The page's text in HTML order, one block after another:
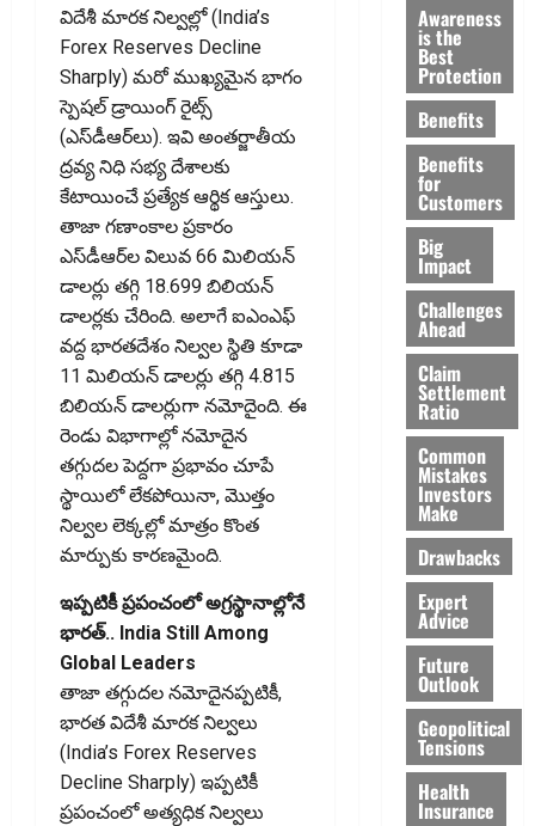
విదేశీ మారక నిల్వల్లో (India’s
Forex Reserves Decline
Sharply) మరో ముఖ్యమైన భాగం
స్పెషల్‌ డ్రాయింగ్‌ రైట్స్‌
(ఎస్‌డీఆర్‌లు). ఇవి అంతర్జాతీయ
ద్రవ్య నిధి సభ్య దేశాలకు
కేటాయించే ప్రత్యేక ఆర్థిక ఆస్తులు.
తాజా గణాంకాల ప్రకారం
ఎస్‌డీఆర్‌ల విలువ 66 మిలియన్‌
డాలర్లు తగ్గి 18.699 బిలియన్‌
డాలర్లకు చేరింది. అలాగే ఐఎంఎఫ్‌
వద్ద భారతదేశం నిల్వల స్థితి కూడా
11 మిలియన్‌ డాలర్లు తగ్గి 4.815
బిలియన్‌ డాలర్లుగా నమోదైంది. ఈ
రెండు విభాగాల్లో నమోదైన
తగ్గుదల పెద్దగా ప్రభావం చూపే
స్థాయిలో లేకపోయినా, మొత్తం
నిల్వల లెక్కల్లో మాత్రం కొంత
మార్పుకు కారణమైంది.
ఇప్పటికీ ప్రపంచంలో అగ్రస్థానాల్లోనే
భారత్‌.. India Still Among
Global Leaders
తాజా తగ్గుదల నమోదైనప్పటికీ,
భారత విదేశీ మారక నిల్వలు
(India’s Forex Reserves
Decline Sharply) ఇప్పటికీ
ప్రపంచంలో అత్యధిక నిల్వలు
Awareness
is the
Best
Protection
Benefits
Benefits
for
Customers
Big
Impact
Challenges
Ahead
Claim
Settlement
Ratio
Common
Mistakes
Investors
Make
Drawbacks
Expert
Advice
Future
Outlook
Geopolitical
Tensions
Health
Insurance